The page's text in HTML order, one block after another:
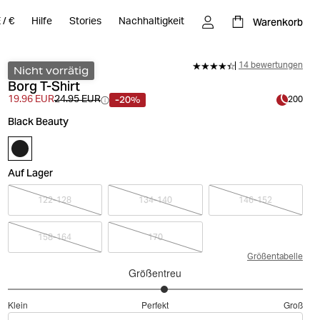
/ € Hilfe Stories Nachhaltigkeit Warenkorb
Nicht vorrätig
Borg T-Shirt
14 bewertungen
19.96 EUR24.95 EUR -20% 200
Black Beauty
Auf Lager
122-128 134-140 146-152
158-164 170
Größentabelle
Größentreu
Klein Perfekt Groß
von
Basierend